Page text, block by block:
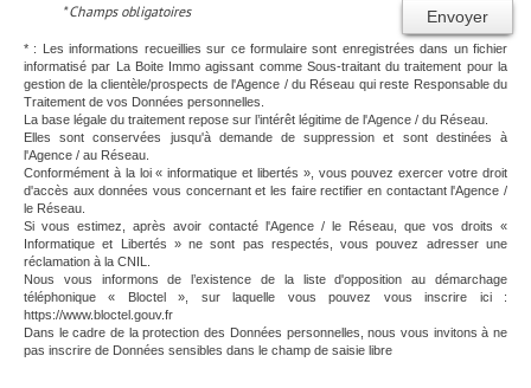
Envoyer
* Champs obligatoires
* : Les informations recueillies sur ce formulaire sont enregistrées dans un fichier
informatisé par La Boite Immo agissant comme Sous-traitant du traitement pour la
gestion de la clientèle/prospects de l'Agence / du Réseau qui reste Responsable du
Traitement de vos Données personnelles.
La base légale du traitement repose sur l’intérêt légitime de l'Agence / du Réseau.
Elles sont conservées jusqu'à demande de suppression et sont destinées à
l'Agence / au Réseau.
Conformément à la loi « informatique et libertés », vous pouvez exercer votre droit
d'accès aux données vous concernant et les faire rectifier en contactant l'Agence /
le Réseau.
Si vous estimez, après avoir contacté l'Agence / le Réseau, que vos droits «
Informatique et Libertés » ne sont pas respectés, vous pouvez adresser une
réclamation à la CNIL.
Nous vous informons de l’existence de la liste d'opposition au démarchage
téléphonique « Bloctel », sur laquelle vous pouvez vous inscrire ici :
https://www.bloctel.gouv.fr
Dans le cadre de la protection des Données personnelles, nous vous invitons à ne
pas inscrire de Données sensibles dans le champ de saisie libre